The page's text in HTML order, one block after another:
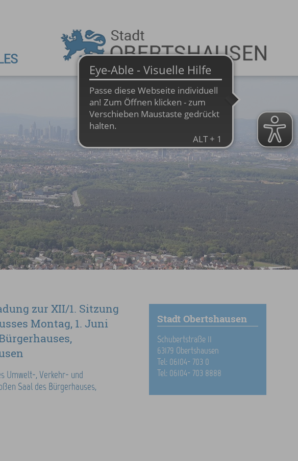
zur XII/1. Sitzung
Montag, 1. Juni
Umwelt-, Verkehr- und
Saal des Bürgerhauses,
Stadt Obertshausen
Schubertstraße 11
63179 Obertshausen
Tel: 06104- 703 0
Tel: 06104- 703 8888